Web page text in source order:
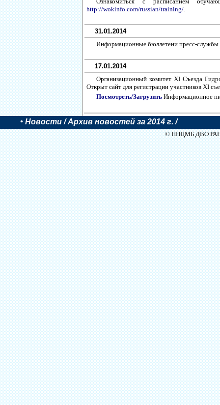
http://wokinfo.com/russian/training/.
31.01.2014
Информационные бюллетени пресс-службы
17.01.2014
Организационный комитет XI Съезда
Открыт сайт для регистрации участников XI
Посмотреть/Загрузить Информационное
• Новости / Архив новостей за 2014 г. /
© ННЦМБ ДВО РАН,